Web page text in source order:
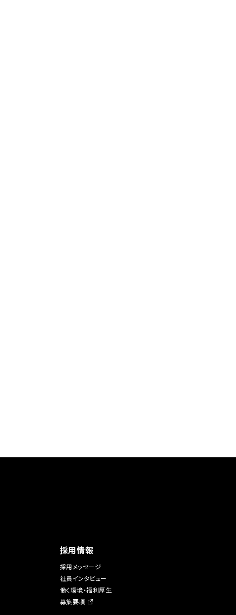
採用情報
採用メッセージ
社員インタビュー
働く環境・福利厚生
募集要項